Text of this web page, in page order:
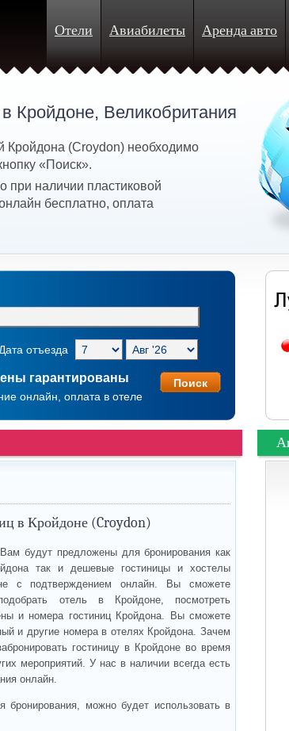
Отели Авиабилеты Аренда авто
Кройдоне, Великобритания
Кройдона (Croydon) необходимо
«Поиск».
при наличии пластиковой
бесплатно, оплата
Дата отъезда
гарантированы
онлайн, оплата в отеле
в Кройдоне (Croydon)
будут предложены для бронирования как
так и дешевые гостиницы и хостелы
с подтверждением онлайн. Вы сможете
отель в Кройдоне, посмотреть
и номера гостиниц Кройдона. Вы сможете
и другие номера в отелях Кройдона. Зачем
гостиницу в Кройдоне во время
мероприятий. У нас в наличии всегда есть
онлайн.
бронирования, можно будет использовать в